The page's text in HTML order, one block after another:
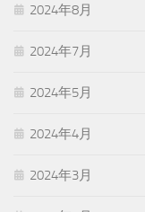
2024年8月
2024年7月
2024年5月
2024年4月
2024年3月